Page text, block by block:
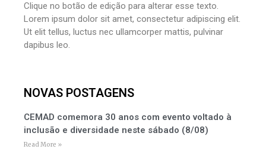
Clique no botão de edição para alterar esse texto.
Lorem ipsum dolor sit amet, consectetur adipiscing elit.
Ut elit tellus, luctus nec ullamcorper mattis, pulvinar
dapibus leo.
NOVAS POSTAGENS
CEMAD comemora 30 anos com evento voltado à
inclusão e diversidade neste sábado (8/08)
Read More »